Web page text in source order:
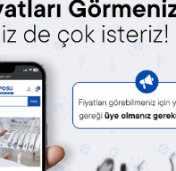
uygulanması için
bir aplikatör fırçasıdır
materyallerini
kontrollü bir şekilde
kolay kullanım
sağlar,dental
sunar.
uzun ömürlükullanım